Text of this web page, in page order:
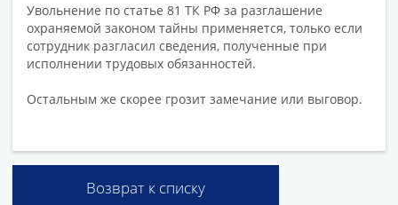
Увольнение по статье 81 ТК РФ за разглашение
охраняемой законом тайны применяется, только если
сотрудник разгласил сведения, полученные при
исполнении трудовых обязанностей.
Остальным же скорее грозит замечание или выговор.
Возврат к списку